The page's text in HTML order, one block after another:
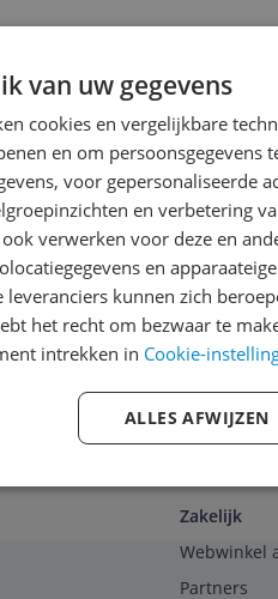
Allteq TV beugel -
Monitor beugel - 23 t/m
42 inch - Zwart
€ 31,58
Bekijk meer informatie
Zakelijk
Webwinkel
Partners
van uw gegevens
cookies en vergelijkbare
en om persoonsgegevens
voor gepersonaliseerde
en verbetering
verwerken voor deze en
en
kunnen zich
het recht om bezwaar te
intrekken in Cookie-
ALLES AFWIJZEN